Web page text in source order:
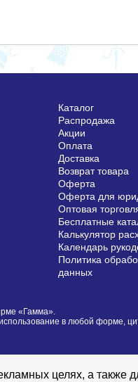
Каталог
Распродажа
Акции
Оплата
Доставка
Возврат товара
Оферта
Оферта для
Оптовая
Бесплатные
Калькулятор
Календарь
Политика
данных
«Гамма».
в любой форме,
целях, а также